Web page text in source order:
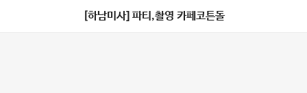
[하남미사] 파티,촬영 카페코튼돌